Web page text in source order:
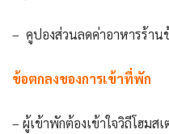
– คูปองส่วนลดค่าอาหารร้า
ข้อตกลงของการเข้าที่พัก
– ผู้เข้าพักต้องเข้าใจวิถีโฮม